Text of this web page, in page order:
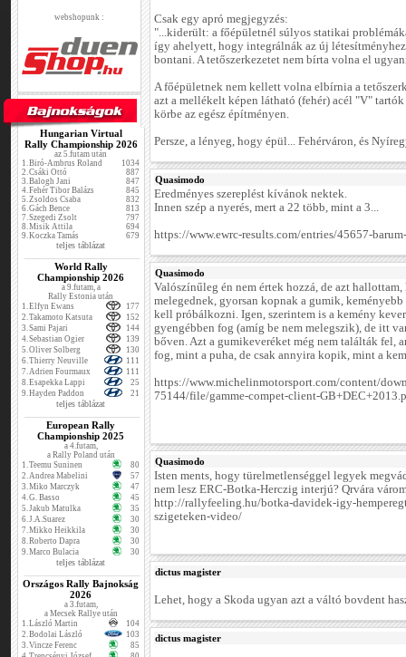
webshopunk :
Hungarian Virtual
Rally Championship 2026
az 5.futam után
1.Biró-Ambrus Roland
1034
2.Csáki Ottó
887
3.Balogh Jani
847
4.Fehér Tibor Balázs
845
5.Zsoldos Csaba
832
6.Gách Bence
813
7.Szegedi Zsolt
797
8.Misik Attila
694
9.Koczka Tamás 679
teljes táblázat
World Rally
Championship 2026
a 9.futam, a
Rally Estonia után
1.Elfyn Ewans
177
2.Takamoto Katsuta
152
3.Sami Pajari
144
4.Sebastian Ogier
139
5.Oliver Solberg
130
6.Thierry Neuville
111
7.Adrien Fourmaux
111
8.Esapekka Lappi
25
9.Hayden Paddon 21
teljes táblázat
European Rally
Championship 2025
a 4.futam,
a Rally Poland után
1.Teemu Suninen
80
2.Andrea Mabelini
57
3.Miko Marczyk
47
4.G. Basso
45
5.Jakub Matulka
35
6.J.A.Suarez
30
7.Mikko Heikkila
30
8.Roberto Dapra
30
9.Marco Bulacia 30
teljes táblázat
Országos Rally Bajnokság
2026
a 3.futam,
a Mecsek Rallye után
1.László Martin
104
2.Bodolai László
103
3.Vincze Ferenc
85
Csak egy apró megjegyzés:
"...kiderült: a főépületnél súlyos statikai
így ahelyett, hogy integrálnák az új
bontani. A tetőszerkezetet nem bírta volna el
A főépületnek nem kellett volna elbírnia a
azt a mellékelt képen látható (fehér) acél "V"
körbe az egész építményen.
Persze, a lényeg, hogy épül... Fehérváron, és
Quasimodo
Eredményes szereplést kívánok nektek.
Innen szép a nyerés, mert a 22 több, mint a 3...
https://www.ewrc-results.com/entries/45657-
Quasimodo
Valószínűleg én nem értek hozzá, de azt hallottam,
melegednek, gyorsan kopnak a gumik,
kell próbálkozni. Igen, szerintem is a kemény
gyengébben fog (amíg be nem melegszik), de itt
bőven. Azt a gumikeveréket még nem találták fel,
fog, mint a puha, de csak annyira kopik, mint a
https://www.michelinmotorsport.com/content/
75144/file/gamme-compet-client-
Quasimodo
Isten ments, hogy türelmetlenséggel legyek
nem lesz ERC-Botka-Herczig interjú? Qrvára
http://rallyfeeling.hu/botka-davidek-igy-
szigeteken-video/
dictus magister
Lehet, hogy a Skoda ugyan azt a váltó bovdent
dictus magister